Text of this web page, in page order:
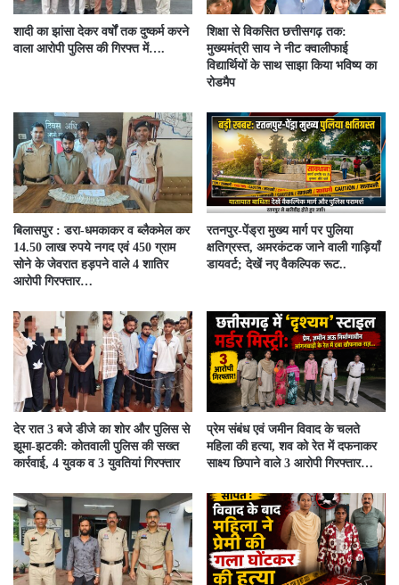
शादी का झांसा देकर वर्षों तक दुष्कर्म करने
वाला आरोपी पुलिस की गिरफ्त में….
शिक्षा से विकसित छत्तीसगढ़ तक:
मुख्यमंत्री साय ने नीट क्वालीफाई
विद्यार्थियों के साथ साझा किया भविष्य का
रोडमैप
बिलासपुर : डरा-धमकाकर व ब्लैकमेल कर
14.50 लाख रुपये नगद एवं 450 ग्राम
सोने के जेवरात हड़पने वाले 4 शातिर
आरोपी गिरफ्तार…
रतनपुर-पेंड्रा मुख्य मार्ग पर पुलिया
क्षतिग्रस्त, अमरकंटक जाने वाली गाड़ियाँ
डायवर्ट; देखें नए वैकल्पिक रूट..
देर रात 3 बजे डीजे का शोर और पुलिस से
झूमा-झटकी: कोतवाली पुलिस की सख्त
कार्रवाई, 4 युवक व 3 युवतियां गिरफ्तार
प्रेम संबंध एवं जमीन विवाद के चलते
महिला की हत्या, शव को रेत में दफनाकर
साक्ष्य छिपाने वाले 3 आरोपी गिरफ्तार…